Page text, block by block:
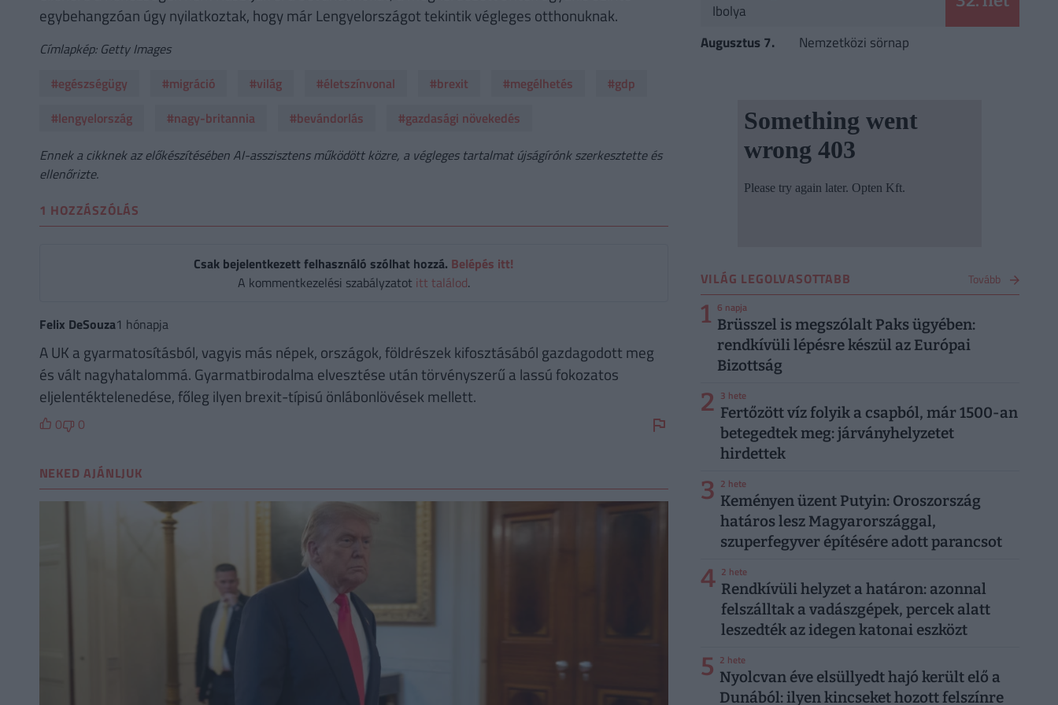
egybehangzóan úgy nyilatkoztak, hogy már Lengyelországot tekintik végleges otthonuknak.
Címlapkép: Getty Images
#egészségügy
#migráció #világ #életszínvonal #brexit #megélhetés
#gdp
#lengyelország
#nagy-britannia #bevándorlás
#gazdasági növekedés
Ennek a cikknek az előkészítésében AI-asszisztens működött közre, a végleges tartalmat újságírónk szerkesztette és
ellenőrizte.
1 HOZZÁSZÓLÁS
Csak bejelentkezett felhasználó szólhat hozzá. Belépés itt!
A kommentkezelési szabályzatot itt találod.
Felix DeSouza1 hónapja
A UK a gyarmatosításból, vagyis más népek, országok, földrészek kifosztásából gazdagodott meg
és vált nagyhatalommá. Gyarmatbirodalma elvesztése után törvényszerű a lassú fokozatos
eljelentéktelenedése, főleg ilyen brexit-típisú önlábonlövések mellett.
0 0
NEKED AJÁNLJUK
Ibolya
Augusztus 7. Nemzetközi sörnap
VILÁG LEGOLVASOTTABB Tovább
1 6 napja
Brüsszel is megszólalt Paks ügyében:
rendkívüli lépésre készül az Európai
Bizottság
2 3 hete
Fertőzött víz folyik a csapból, már 1500-an
betegedtek meg: járványhelyzetet
hirdettek
3 2 hete
Keményen üzent Putyin: Oroszország
határos lesz Magyarországgal,
szuperfegyver építésére adott parancsot
4 2 hete
Rendkívüli helyzet a határon: azonnal
felszálltak a vadászgépek, percek alatt
leszedték az idegen katonai eszközt
5 2 hete
Nyolcvan éve elsüllyedt hajó került elő a
Dunából: ilyen kincseket hozott felszínre